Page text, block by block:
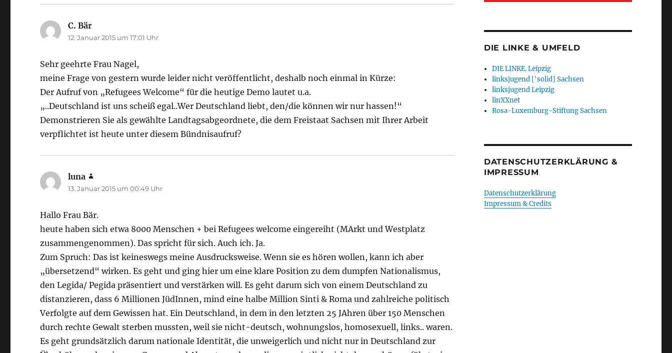
C. Bär
12. Januar 2015 um 17:01 Uhr
Sehr geehrte Frau Nagel,
meine Frage von gestern wurde leider nicht veröffentlicht, deshalb noch einmal in Kürze:
Der Aufruf von „Refugees Welcome“ für die heutige Demo lautet u.a.
„..Deutschland ist uns scheiß egal..Wer Deutschland liebt, den/die können wir nur hassen!“
Demonstrieren Sie als gewählte Landtagsabgeordnete, die dem Freistaat Sachsen mit Ihrer Arbeit
verpflichtet ist heute unter diesem Bündnisaufruf?
luna
13. Januar 2015 um 00:49 Uhr
Hallo Frau Bär.
heute haben sich etwa 8000 Menschen + bei Refugees welcome eingereiht (MArkt und Westplatz
zusammengenommen). Das spricht für sich. Auch ich. Ja.
Zum Spruch: Das ist keineswegs meine Ausdrucksweise. Wenn sie es hören wollen, kann ich aber
„übersetzend“ wirken. Es geht und ging hier um eine klare Position zu dem dumpfen Nationalismus,
den Legida/ Pegida präsentiert und verstärken will. Es geht darum sich von einem Deutschland zu
distanzieren, dass 6 Millionen JüdInnen, mind eine halbe Million Sinti & Roma und zahlreiche politisch
Verfolgte auf dem Gewissen hat. Ein Deutschland, in dem in den letzten 25 JAhren über 150 Menschen
durch rechte Gewalt sterben mussten, weil sie nicht-deutsch, wohnungslos, homosexuell, links.. waren.
Es geht grundsätzlich darum nationale Identität, die unweigerlich und nicht nur in Deutschland zur
DIE LINKE & UMFELD
DIE LINKE. Leipzig
linksjugend ['solid] Sachsen
linksjugend Leipzig
linXXnet
Rosa-Luxemburg-Stiftung Sachsen
DATENSCHUTZERKLÄRUNG &
IMPRESSUM
Datenschutzerklärung
Impressum & Credits